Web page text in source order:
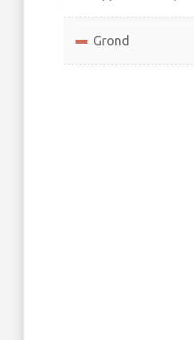
Grond